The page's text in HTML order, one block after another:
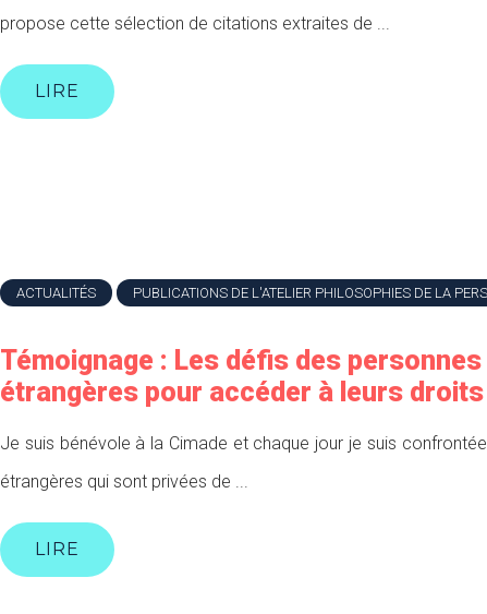
propose cette sélection de citations extraites de ...
LIRE
ACTUALITÉS PUBLICATIONS DE L'ATELIER PHILOSOPHIES DE LA
Témoignage : Les défis des personnes
étrangères pour accéder à leurs droits
Je suis bénévole à la Cimade et chaque jour je suis
étrangères qui sont privées de ...
LIRE